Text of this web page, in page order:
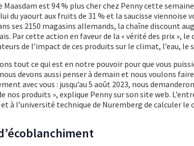
Maasdam est 94 % plus cher chez Penny cette
du yaourt aux fruits de 31 % et la saucisse
ses 2150 magasins allemands, la chaîne discount
Par cette action en faveur de la « vérité des prix »,
de l’impact de ces produits sur le climat, l’eau, le
tout ce qui est en notre pouvoir pour que vous
devons aussi penser à demain et nous voulons
avec vous : jusqu’au 5 août 2023, nous
nos produits », explique Penny sur son site web.
à l’université technique de Nuremberg de calculer le